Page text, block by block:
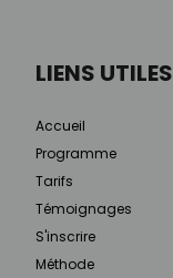
LIENS UTILES
Accueil
Programme
Tarifs
Témoignages
S'inscrire
Méthode